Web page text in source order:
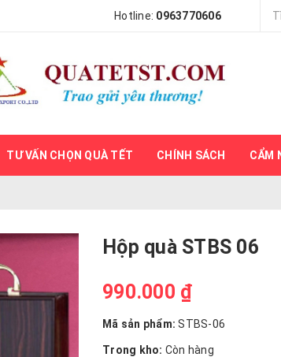
Hotline: 0963770606
TƯ VẤN CHỌN QUÀ TẾT CHÍNH SÁCH CẨM
Hộp quà STBS 06
990.000 ₫
Mã sản phẩm:STBS-06
Trong kho: Còn hàng